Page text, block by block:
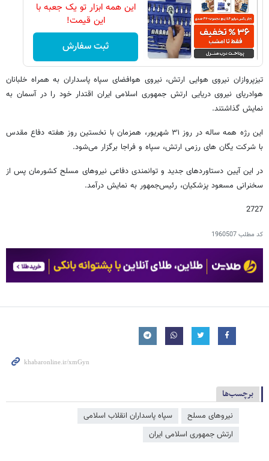
این همه ابزار تو یک جعبه با
این قیمت!
ثبت سفارش
تیزپروازان نیروی هوایی ارتش، نیروی هوافضای سپاه پاسداران به همراه خلبانان
هوادریای نیروی دریایی ارتش جمهوری اسلامی ایران اقتدار خود را در آسمان به
نمایش گذاشتند.
این رژه همه ساله در روز ۳۱ شهریور، همزمان با نخستین روز هفته دفاع مقدس
با شرکت یگان های رزمی ارتش، سپاه و فراجا برگزار می‌شود.
در این آیین دستاوردهای جدید و توانمندی دفاعی نیروهای مسلح کشورمان پس از
سخنرانی مسعود پزشکیان، رئیس‌جمهور به نمایش درآمد.
2727
کد مطلب1960507
برچسب‌ها
نیروهای مسلح
سپاه پاسداران انقلاب اسلامی
ارتش جمهوری اسلامی ایران